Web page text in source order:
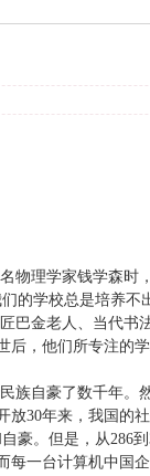
物理学家钱学森时
的学校总是培养不
巴金老人、当代书
后，他们所专注的
族自豪了数千年。
放30年来，我国的
豪。但是，从286到
每一台计算机中国